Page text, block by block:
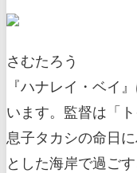
さむたろう
『ハナレイ・ベイ
います。監督は「
息子タカシの命日
とした海岸で過ご